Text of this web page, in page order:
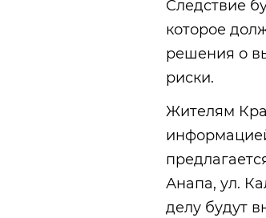
Следствие
которое
решения о
риски.
Жителям
Анапа, ул.
делу будут